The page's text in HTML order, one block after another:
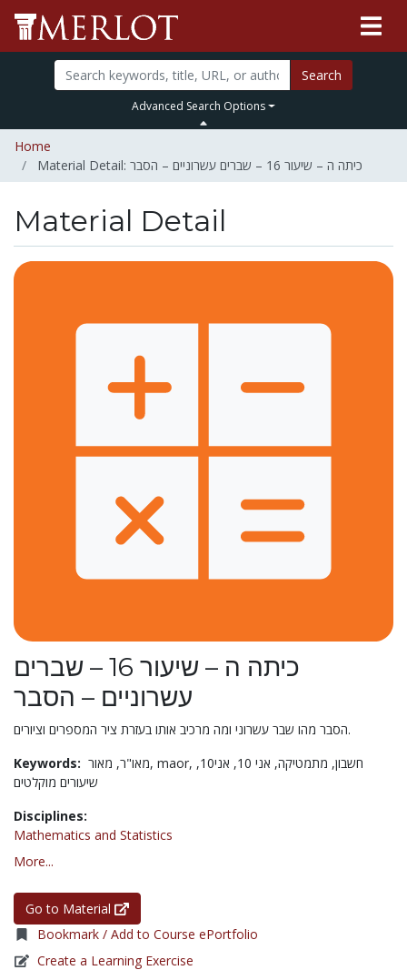
Search
Advanced Search Options
Home
Material Detail: כיתה ה – שיעור 16 – שברים עשרוניים – הסבר
Material Detail
כיתה ה – שיעור 16 – שברים
עשרוניים – הסבר
הסבר מהו שבר עשרוני ומה מרכיב אותו בעזרת ציר המספרים וציורים.
Keywords:
מאו"ר,מאור, maor, חשבון, מתמטיקה, אני 10,
אני10,
שיעורים מוקלטים
Disciplines:
Mathematics and Statistics
More...
Go to Material
Bookmark / Add to Course ePortfolio
Create a Learning Exercise